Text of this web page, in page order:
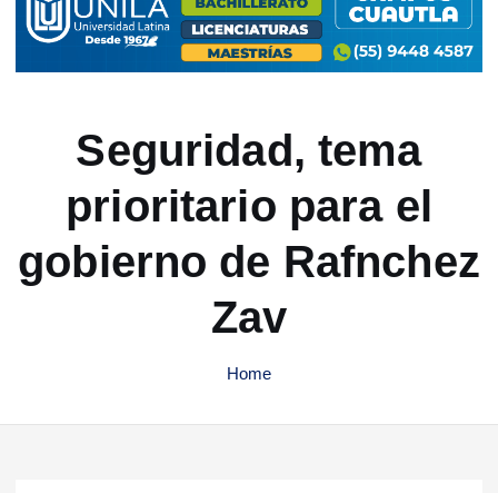
Seguridad, tema
prioritario para el
gobierno de Rafnchez
Zav
Home